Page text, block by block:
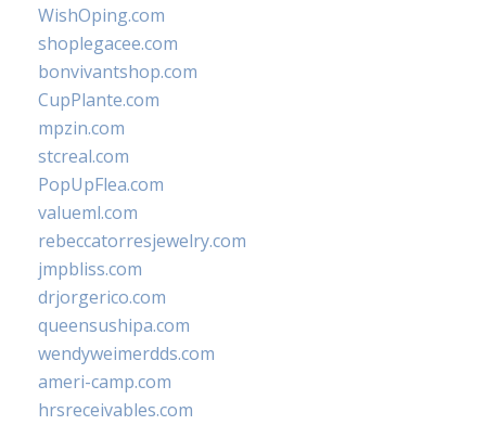
WishOping.com
shoplegacee.com
bonvivantshop.com
CupPlante.com
mpzin.com
stcreal.com
PopUpFlea.com
valueml.com
rebeccatorresjewelry.com
jmpbliss.com
drjorgerico.com
queensushipa.com
wendyweimerdds.com
ameri-camp.com
hrsreceivables.com